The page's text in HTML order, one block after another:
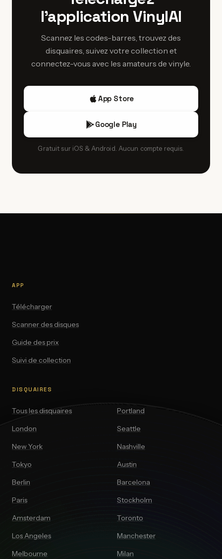
wave d'Utrecht de la fin des années 1970‑80, ainsi que les
pressages de groupes locaux qui témoignent de la
diversité musicale de la ville.
l'application VinylAI
Scannez les codes-barres, trouvez des
disquaires, suivez votre collection et
connectez-vous avec les amateurs de vinyle.
App Store
Google Play
Gratuit sur iOS & Android. Aucun compte requis.
APP
Télécharger
Scanner des disques
Guide des prix
Suivi de collection
DISQUAIRES
Tous les disquaires
London
New York
Tokyo
Berlin
Paris
Amsterdam
Los Angeles
Melbourne
Portland
Seattle
Nashville
Austin
Barcelona
Stockholm
Toronto
Manchester
Milan